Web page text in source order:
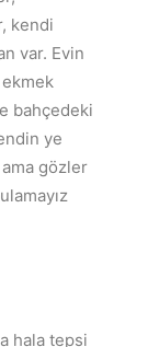
kendi
var. Evin
ekmek
bahçedeki
ye
gözler
hala tepsi